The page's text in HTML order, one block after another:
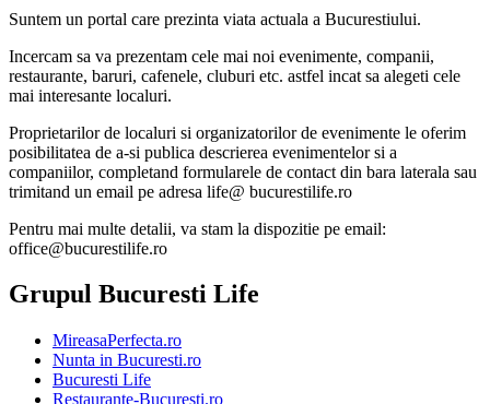
Suntem un portal care prezinta viata actuala a Bucurestiului.
Incercam sa va prezentam cele mai noi evenimente, companii,
restaurante, baruri, cafenele, cluburi etc. astfel incat sa alegeti cele
mai interesante localuri.
Proprietarilor de localuri si organizatorilor de evenimente le oferim
posibilitatea de a-si publica descrierea evenimentelor si a
companiilor, completand formularele de contact din bara laterala sau
trimitand un email pe adresa life@ bucurestilife.ro
Pentru mai multe detalii, va stam la dispozitie pe email:
office@bucurestilife.ro
Grupul Bucuresti Life
MireasaPerfecta.ro
Nunta in Bucuresti.ro
Bucuresti Life
Restaurante-Bucuresti.ro